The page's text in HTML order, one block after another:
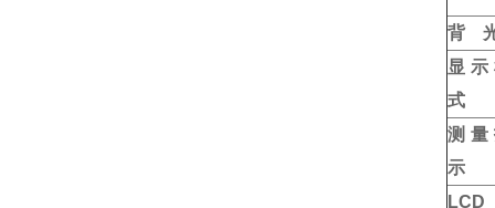
背
显示
式
测量
示
LCD